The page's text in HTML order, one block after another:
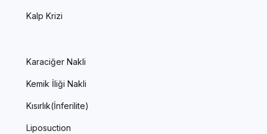
Kalp Krizi
Karaciğer Nakli
Kemik İliği Nakli
Kısırlık(İnferilite)
Liposuction